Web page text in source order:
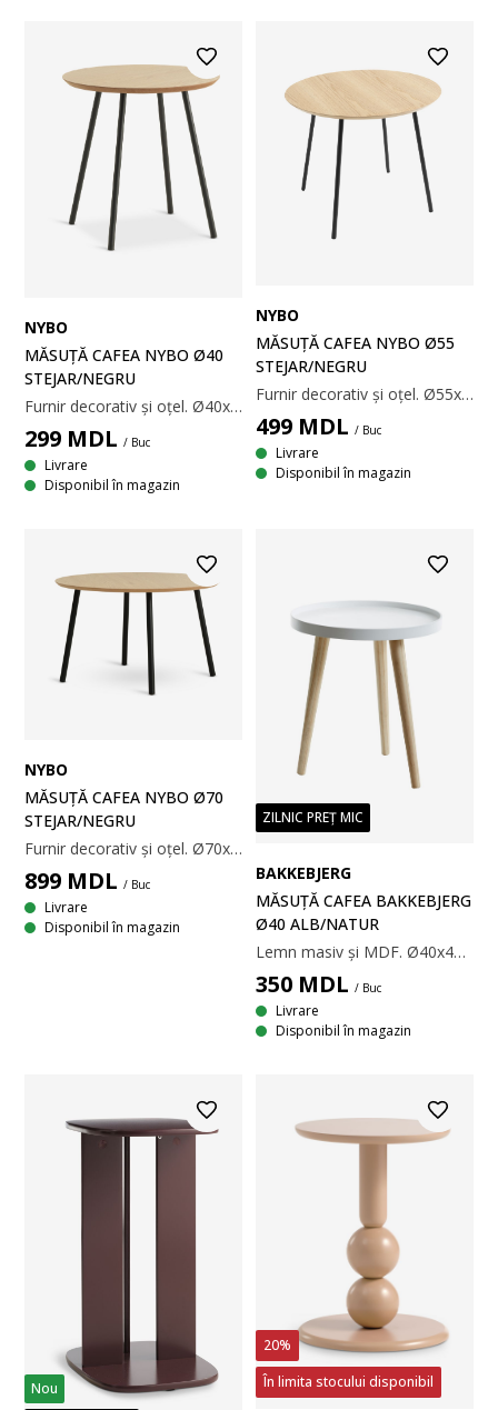
NYBO
MĂSUȚĂ CAFEA NYBO Ø40
STEJAR/NEGRU
Furnir decorativ și oțel. Ø40x40 cm
299 MDL / Buc
Livrare
Disponibil în magazin
NYBO
MĂSUȚĂ CAFEA NYBO Ø55
STEJAR/NEGRU
Furnir decorativ și oțel. Ø55x45 cm
499 MDL / Buc
Livrare
Disponibil în magazin
NYBO
MĂSUȚĂ CAFEA NYBO Ø70
STEJAR/NEGRU
Furnir decorativ și oțel. Ø70x43 cm
899 MDL / Buc
Livrare
Disponibil în magazin
ZILNIC PREȚ MIC
BAKKEBJERG
MĂSUȚĂ CAFEA BAKKEBJERG
Ø40 ALB/NATUR
Lemn masiv și MDF. Ø40x43 cm
350 MDL / Buc
Livrare
Disponibil în magazin
Nou
20%
În limita stocului disponibil